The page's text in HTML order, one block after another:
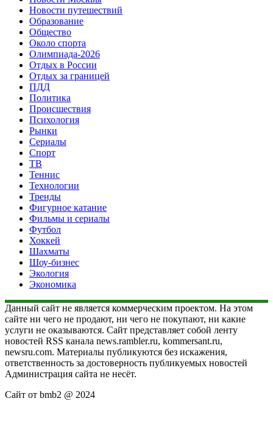
Новости путешествий
Образование
Общество
Около спорта
Олимпиада-2026
Отдых в России
Отдых за границей
ПДД
Политика
Происшествия
Психология
Рынки
Сериалы
Спорт
ТВ
Теннис
Технологии
Тренды
Фигурное катание
Фильмы и сериалы
Футбол
Хоккей
Шахматы
Шоу-бизнес
Экология
Экономика
Данный сайт не является коммерческим проектом. На этом
сайте ни чего не продают, ни чего не покупают, ни какие
услуги не оказываются. Сайт представляет собой ленту
новостей RSS канала news.rambler.ru, kommersant.ru,
newsru.com. Материалы публикуются без искажения,
ответственность за достоверность публикуемых новостей
Администрация сайта не несёт.
Сайт от bmb2 @ 2024